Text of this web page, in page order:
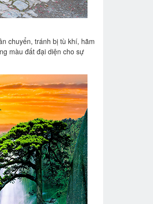
chuyển, tránh bị tù khí, hãm
màu đất đại diện cho sự